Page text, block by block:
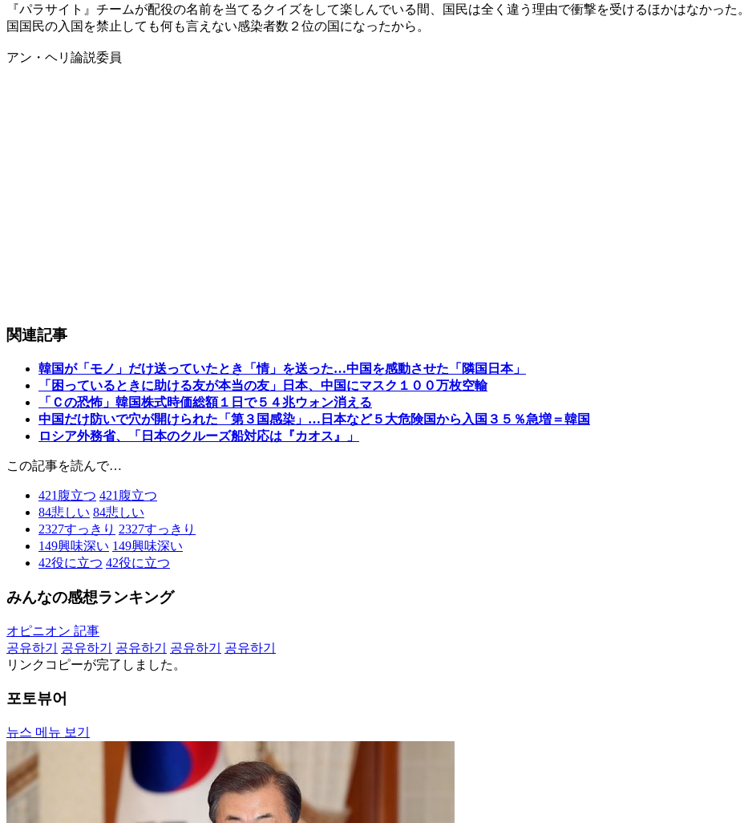
『パラサイト』チームが配役の名前を当てるクイズをして楽しんでいる間、国民は全く違う理由で衝撃を受けるほかはなかっ
国国民の入国を禁止しても何も言えない感染者数２位の国になったから。
アン・ヘリ論説委員
関連記事
韓国が「モノ」だけ送っていたとき「情」を送った…中国を感動させた「隣国日本」
「困っているときに助ける友が本当の友」日本、中国にマスク１００万枚空輸
「Ｃの恐怖」韓国株式時価総額１日で５４兆ウォン消える
中国だけ防いで穴が開けられた「第３国感染」…日本など５大危険国から入国３５％急増＝韓国
ロシア外務省、「日本のクルーズ船対応は『カオス』」
この記事を読んで…
421 腹立つ 421 腹立つ
84悲しい 84悲しい
2327すっきり 2327すっきり
149興味深い 149興味深い
42役に立つ 42役に立つ
みんなの感想ランキング
オピニオン 記事
공유하기
공유하기 공유하기 공유하기
공유하기
リンクコピーが完了しました。
포토뷰어
뉴스 메뉴 보기